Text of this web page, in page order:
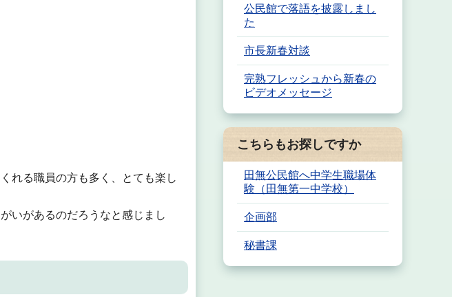
れる職員の方も多く、とても楽し
いがあるのだろうなと感じまし
公民館で落語を披露しまし
た
市長新春対談
完熟フレッシュから新春の
ビデオメッセージ
こちらもお探しですか
田無公民館へ中学生職場体
験（田無第一中学校）
企画部
秘書課